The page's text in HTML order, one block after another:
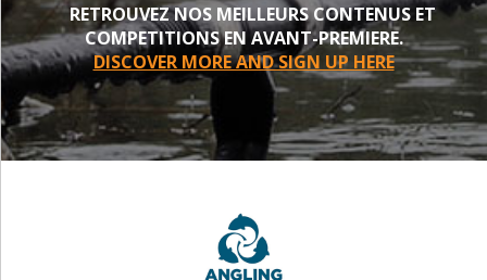
RETROUVEZ NOS MEILLEURS CONTENUS ET
COMPETITIONS EN AVANT-PREMIERE.
DISCOVER MORE AND SIGN UP HERE